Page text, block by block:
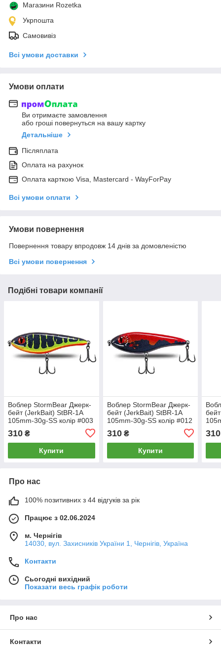
Магазини Rozetka
Укрпошта
Самовивіз
Всі умови доставки
Умови оплати
Ви отримаєте замовлення
або гроші повернуться на вашу картку
Детальніше
Післяплата
Оплата на рахунок
Оплата карткою Visa, Mastercard - WayForPay
Всі умови оплати
Умови повернення
Повернення товару впродовж 14 днів за домовленістю
Всі умови повернення
Подібні товари компанії
Воблер StormBear Джерк-
бейт (JerkBait) StBR-1A
105mm-30g-SS колір #003
310 ₴
Купити
Воблер StormBear Джерк-
бейт (JerkBait) StBR-1A
105mm-30g-SS колір #012
310₴
Купити
310
Про нас
100% позитивних з 44 відгуків за рік
Працює з 02.06.2024
м. Чернігів
14030, вул. Захисників України 1, Чернігів, Україна
Контакти
Сьогодні вихідний
Показати весь графік роботи
Про нас
Контакти